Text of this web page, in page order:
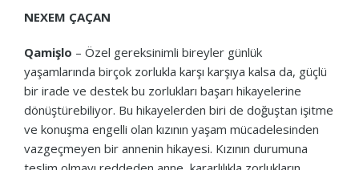
NEXEM ÇAÇAN
Qamişlo – Özel gereksinimli bireyler günlük
yaşamlarında birçok zorlukla karşı karşıya kalsa da, güçlü
bir irade ve destek bu zorlukları başarı hikayelerine
dönüştürebiliyor. Bu hikayelerden biri de doğuştan işitme
ve konuşma engelli olan kızının yaşam mücadelesinden
vazgeçmeyen bir annenin hikayesi. Kızının durumuna